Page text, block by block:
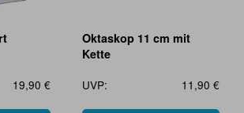
19,90 €
Oktaskop 11 cm mit
Kette
UVP:
11,90 €